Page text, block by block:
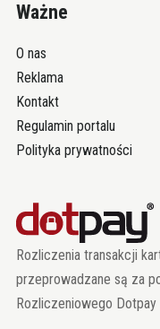
Ważne
O nas
Reklama
Kontakt
Regulamin portalu
Polityka prywatności
Rozliczenia transakcji
przeprowadzane są za
Rozliczeniowego Dotpay